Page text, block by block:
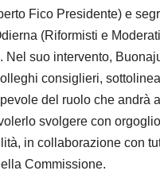
Fico Presidente) e
(Riformisti e
Nel suo intervento,
consiglieri,
del ruolo che andrà a
svolgere con
in collaborazione con
Commissione.